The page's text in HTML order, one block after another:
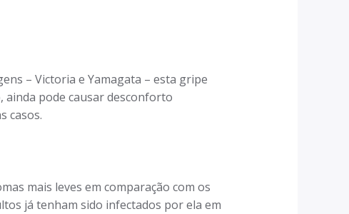
– Victoria e Yamagata – esta gripe
pode causar desconforto
casos.
mais leves em comparação com os
já tenham sido infectados por ela em